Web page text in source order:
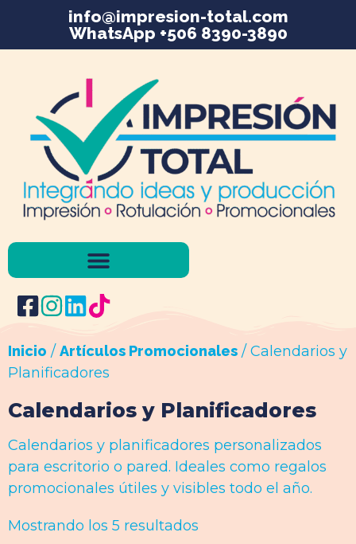
info@impresion-total.com
WhatsApp +506 8390-3890
Inicio / Artículos Promocionales / Calendarios y
Planificadores
Calendarios y Planificadores
Calendarios y planificadores personalizados
para escritorio o pared. Ideales como regalos
promocionales útiles y visibles todo el año.
Mostrando los 5 resultados